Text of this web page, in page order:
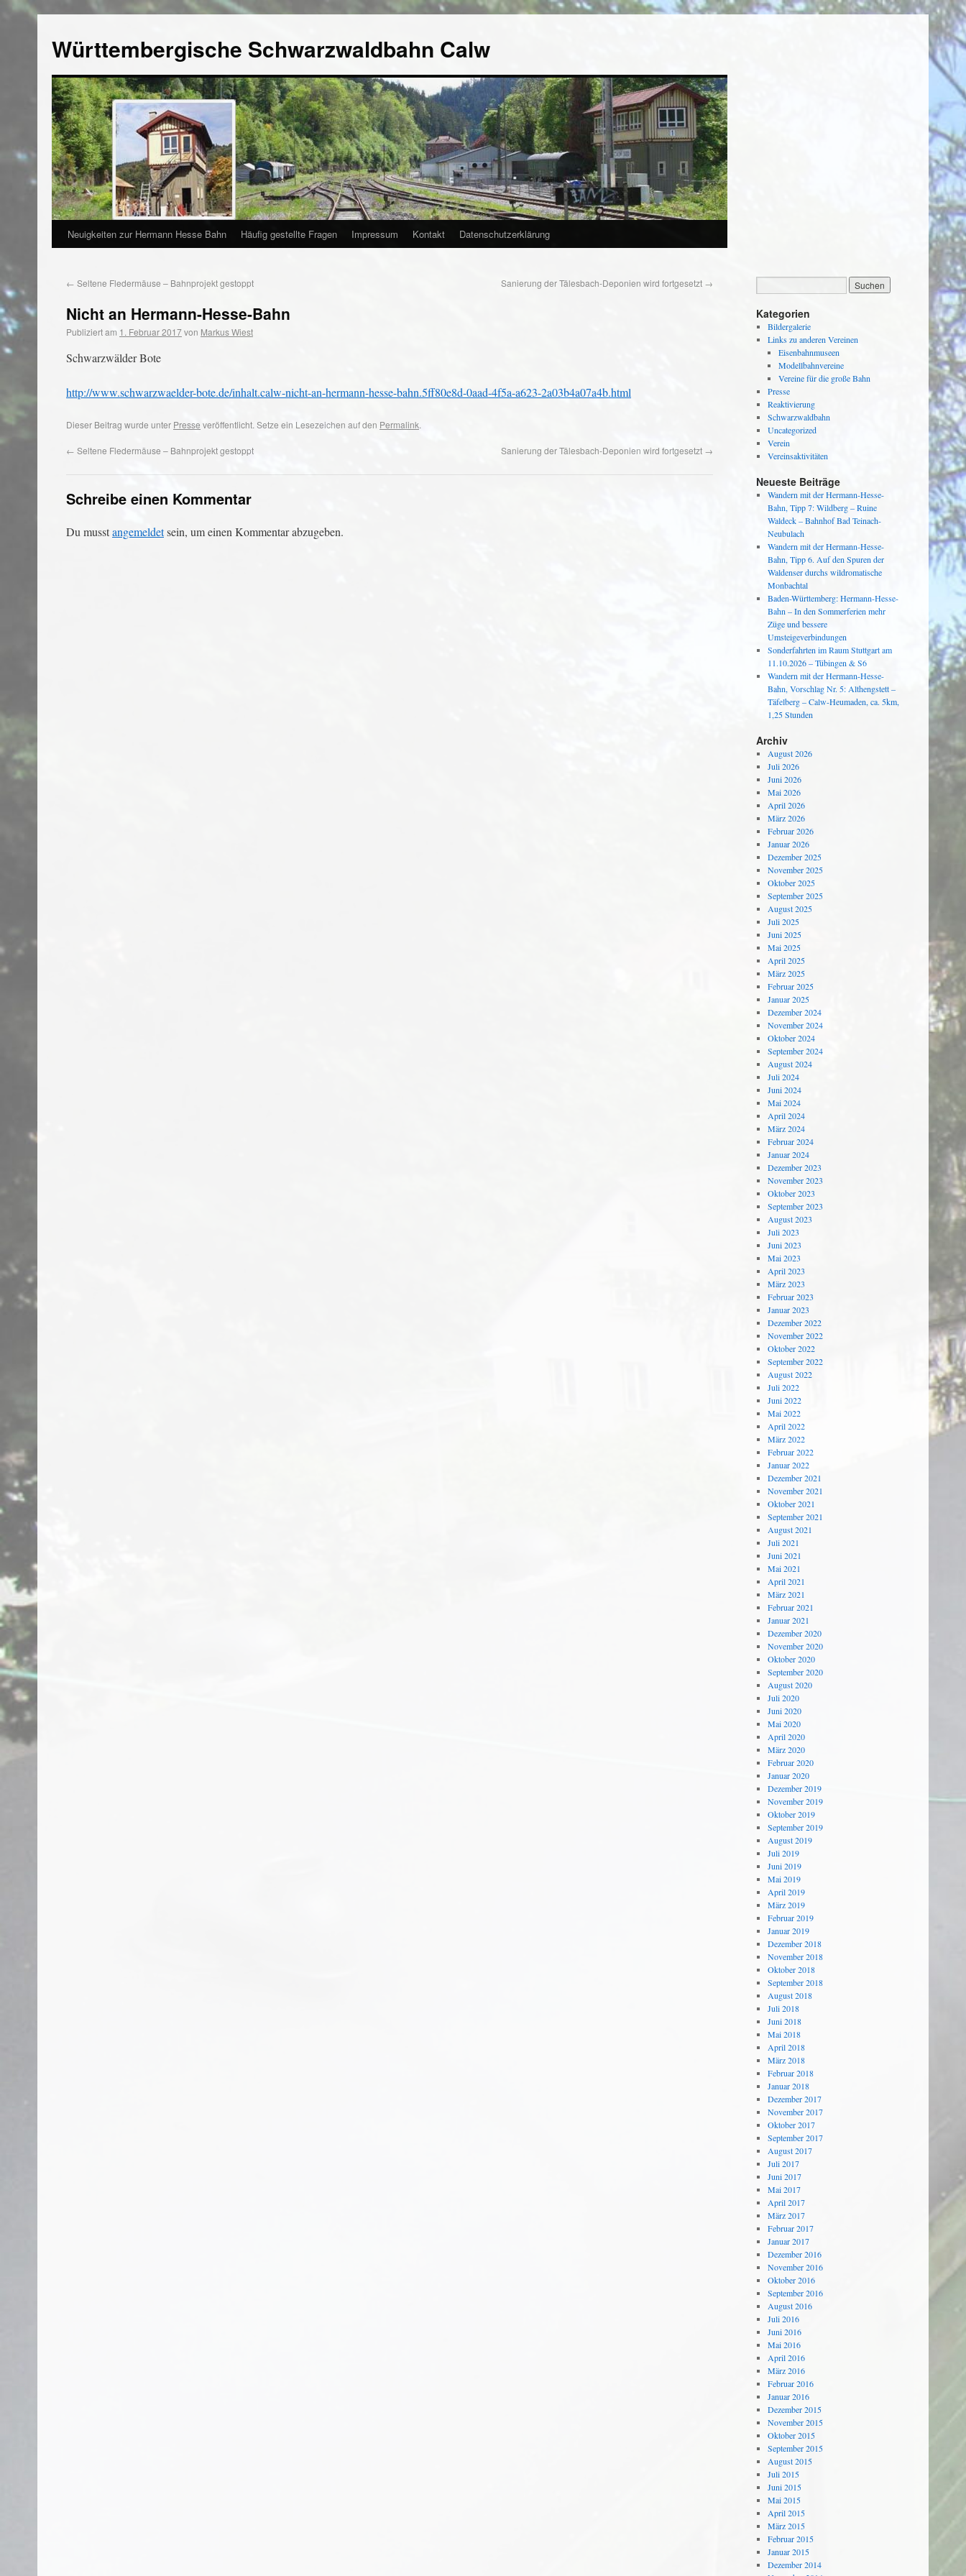
Württembergische Schwarzwaldbahn Calw
Neuigkeiten zur Hermann Hesse Bahn Häufig gestellte Fragen Impressum Kontakt Datenschutzerklärung
← Seltene Fledermäuse – Bahnprojekt gestoppt Sanierung der Tälesbach-Deponien wird fortgesetzt →
Nicht an Hermann-Hesse-Bahn
Publiziert am 1. Februar 2017von Markus Wiest
Schwarzwälder Bote
http://www.schwarzwaelder-bote.de/inhalt.calw-nicht-an-hermann-hesse-bahn.5ff80e8d-0aad-4f5a-a623-2a03b4a07a4b.html
Dieser Beitrag wurde unter Presse veröffentlicht. Setze ein Lesezeichen auf den Permalink.
← Seltene Fledermäuse – Bahnprojekt gestoppt Sanierung der Tälesbach-Deponien wird fortgesetzt →
Schreibe einen Kommentar
Du musstangemeldetsein, um einen Kommentar abzugeben.
Kategorien
Bildergalerie
Links zu anderen Vereinen
Eisenbahnmuseen
Modellbahnvereine
Vereine für die große Bahn
Presse
Reaktivierung
Schwarzwaldbahn
Uncategorized
Verein
Vereinsaktivitäten
Neueste Beiträge
Wandern mit der Hermann-Hesse-
Bahn, Tipp 7: Wildberg – Ruine
Waldeck – Bahnhof Bad Teinach-
Neubulach
Wandern mit der Hermann-Hesse-
Bahn, Tipp 6. Auf den Spuren der
Waldenser durchs wildromatische
Monbachtal
Baden-Württemberg: Hermann-Hesse-
Bahn – In den Sommerferien mehr
Züge und bessere
Umsteigeverbindungen
Sonderfahrten im Raum Stuttgart am
11.10.2026 – Tübingen & S6
Wandern mit der Hermann-Hesse-
Bahn, Vorschlag Nr. 5: Althengstett –
Täfelberg – Calw-Heumaden, ca. 5km,
1,25 Stunden
Archiv
August 2026
Juli 2026
Juni 2026
Mai 2026
April 2026
März 2026
Februar 2026
Januar 2026
Dezember 2025
November 2025
Oktober 2025
September 2025
August 2025
Juli 2025
Juni 2025
Mai 2025
April 2025
März 2025
Februar 2025
Januar 2025
Dezember 2024
November 2024
Oktober 2024
September 2024
August 2024
Juli 2024
Juni 2024
Mai 2024
April 2024
März 2024
Februar 2024
Januar 2024
Dezember 2023
November 2023
Oktober 2023
September 2023
August 2023
Juli 2023
Juni 2023
Mai 2023
April 2023
März 2023
Februar 2023
Januar 2023
Dezember 2022
November 2022
Oktober 2022
September 2022
August 2022
Juli 2022
Juni 2022
Mai 2022
April 2022
März 2022
Februar 2022
Januar 2022
Dezember 2021
November 2021
Oktober 2021
September 2021
August 2021
Juli 2021
Juni 2021
Mai 2021
April 2021
März 2021
Februar 2021
Januar 2021
Dezember 2020
November 2020
Oktober 2020
September 2020
August 2020
Juli 2020
Juni 2020
Mai 2020
April 2020
März 2020
Februar 2020
Januar 2020
Dezember 2019
November 2019
Oktober 2019
September 2019
August 2019
Juli 2019
Juni 2019
Mai 2019
April 2019
März 2019
Februar 2019
Januar 2019
Dezember 2018
November 2018
Oktober 2018
September 2018
August 2018
Juli 2018
Juni 2018
Mai 2018
April 2018
März 2018
Februar 2018
Januar 2018
Dezember 2017
November 2017
Oktober 2017
September 2017
August 2017
Juli 2017
Juni 2017
Mai 2017
April 2017
März 2017
Februar 2017
Januar 2017
Dezember 2016
November 2016
Oktober 2016
September 2016
August 2016
Juli 2016
Juni 2016
Mai 2016
April 2016
März 2016
Februar 2016
Januar 2016
Dezember 2015
November 2015
Oktober 2015
September 2015
August 2015
Juli 2015
Juni 2015
Mai 2015
April 2015
März 2015
Februar 2015
Januar 2015
Dezember 2014